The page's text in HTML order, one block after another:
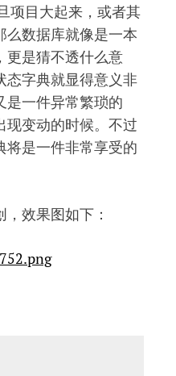
项目大起来，或者其
么数据库就像是一本
更是猜不透什么意
态字典就显得意义非
是一件异常繁琐的
现变动的时候。不过
将是一件非常享受的
效果图如下：